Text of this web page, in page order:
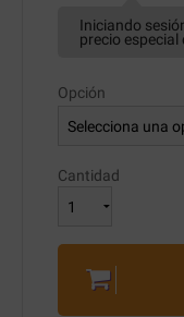
Iniciando
precio especial
Opción
Cantidad